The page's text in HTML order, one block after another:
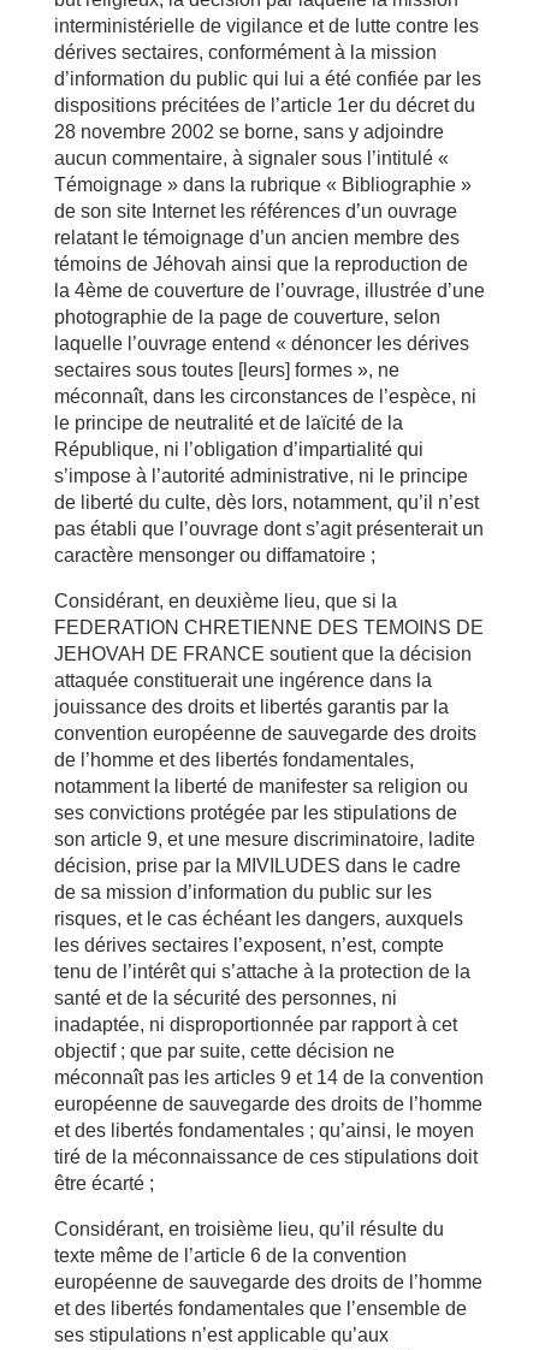
interministérielle de vigilance et de lutte contre les
dérives sectaires, conformément à la mission
d’information du public qui lui a été confiée par les
dispositions précitées de l’article 1er du décret du
28 novembre 2002 se borne, sans y adjoindre
aucun commentaire, à signaler sous l’intitulé «
Témoignage » dans la rubrique « Bibliographie »
de son site Internet les références d’un ouvrage
relatant le témoignage d’un ancien membre des
témoins de Jéhovah ainsi que la reproduction de
la 4ème de couverture de l’ouvrage, illustrée d’une
photographie de la page de couverture, selon
laquelle l’ouvrage entend « dénoncer les dérives
sectaires sous toutes [leurs] formes », ne
méconnaît, dans les circonstances de l’espèce, ni
le principe de neutralité et de laïcité de la
République, ni l’obligation d’impartialité qui
s’impose à l’autorité administrative, ni le principe
de liberté du culte, dès lors, notamment, qu’il n’est
pas établi que l’ouvrage dont s’agit présenterait un
caractère mensonger ou diffamatoire ;
Considérant, en deuxième lieu, que si la
FEDERATION CHRETIENNE DES TEMOINS DE
JEHOVAH DE FRANCE soutient que la décision
attaquée constituerait une ingérence dans la
jouissance des droits et libertés garantis par la
convention européenne de sauvegarde des droits
de l’homme et des libertés fondamentales,
notamment la liberté de manifester sa religion ou
ses convictions protégée par les stipulations de
son article 9, et une mesure discriminatoire, ladite
décision, prise par la MIVILUDES dans le cadre
de sa mission d’information du public sur les
risques, et le cas échéant les dangers, auxquels
les dérives sectaires l’exposent, n’est, compte
tenu de l’intérêt qui s’attache à la protection de la
santé et de la sécurité des personnes, ni
inadaptée, ni disproportionnée par rapport à cet
objectif ; que par suite, cette décision ne
méconnaît pas les articles 9 et 14 de la convention
européenne de sauvegarde des droits de l’homme
et des libertés fondamentales ; qu’ainsi, le moyen
tiré de la méconnaissance de ces stipulations doit
être écarté ;
Considérant, en troisième lieu, qu’il résulte du
texte même de l’article 6 de la convention
européenne de sauvegarde des droits de l’homme
et des libertés fondamentales que l’ensemble de
ses stipulations n’est applicable qu’aux